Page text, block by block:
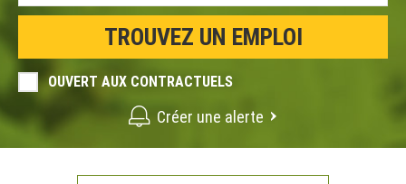
OUVERT AUX CONTRACTUELS
Créer une alerte